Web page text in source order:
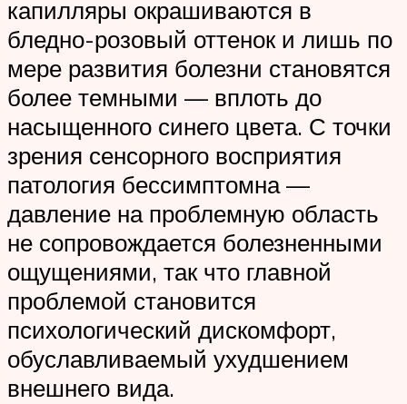
капилляры окрашиваются в
бледно-розовый оттенок и лишь по
мере развития болезни становятся
более темными — вплоть до
насыщенного синего цвета. С точки
зрения сенсорного восприятия
патология бессимптомна —
давление на проблемную область
не сопровождается болезненными
ощущениями, так что главной
проблемой становится
психологический дискомфорт,
обуславливаемый ухудшением
внешнего вида.